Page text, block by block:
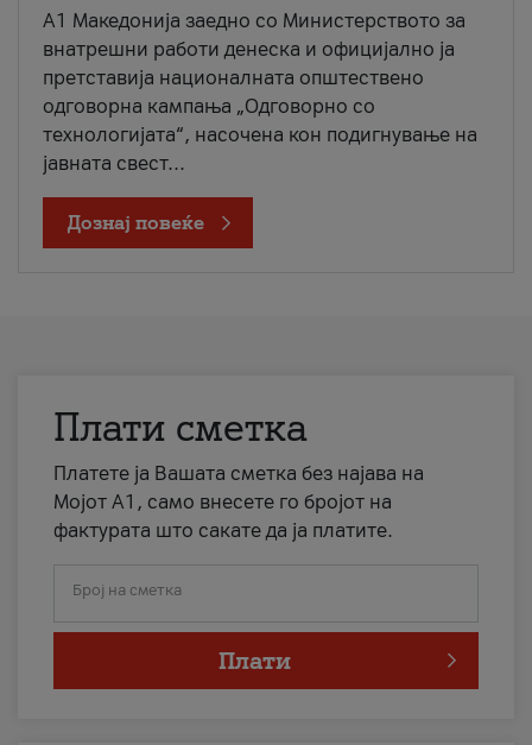
A1 Македонија заедно со Министерството за
внатрешни работи денеска и официјално ја
претставија националната општествено
одговорна кампања „Одговорно со
технологијата“, насочена кон подигнување на
јавната свест...
Дознај повеќе
Плати сметка
Платете ја Вашата сметка без најава на
Мојот А1, само внесете го бројот на
фактурата што сакате да ја платите.
Број на сметка
Плати